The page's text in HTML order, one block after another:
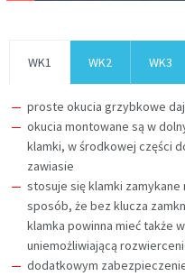
WK1 WK2 WK3
proste okucia grzybkowe
okucia montowane są w
klamki, w środkowej części
zawiasie
stosuje się klamki zamykane
sposób, że bez klucza
klamka powinna mieć także
uniemożliwiającą
dodatkowym